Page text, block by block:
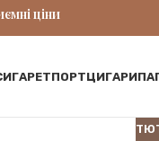
ПОРТЦИГАРИ
ціни